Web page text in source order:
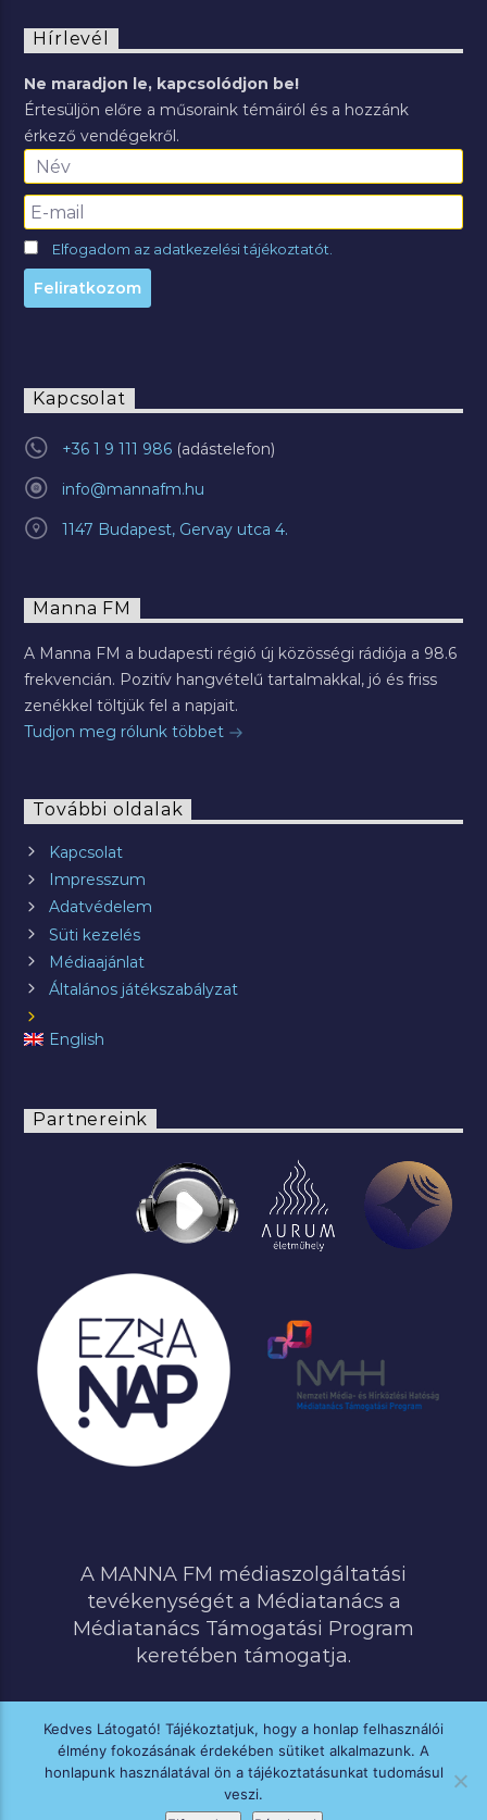
Hírlevél
Ne maradjon le, kapcsolódjon be!
Értesüljön előre a műsoraink témáiról és a hozzánk
érkező vendégekről.
Elfogadom az adatkezelési tájékoztatót.
Kapcsolat
+36 1 9 111 986
info@mannafm.hu
1147 Budapest, Gervay utca 4.
Manna FM
A Manna FM a budapesti régió új közösségi rádiója a 98.6
frekvencián. Pozitív hangvételű tartalmakkal, jó és friss
zenékkel töltjük fel a napjait.
Tudjon meg rólunk többet
További oldalak
Kapcsolat
Impresszum
Adatvédelem
Süti kezelés
Médiaajánlat
Általános játékszabályzat
English
Partnereink
A MANNA FM médiaszolgáltatási
tevékenységét a Médiatanács a
Médiatanács Támogatási Program
keretében támogatja.
MINDEN JOG FENNTARTVA © 2020 MANNA FM
Kedves Látogató! Tájékoztatjuk, hogy a honlap felhasználói
élmény fokozásának érdekében sütiket alkalmazunk. A
honlapunk használatával ön a tájékoztatásunkat tudomásul
veszi.